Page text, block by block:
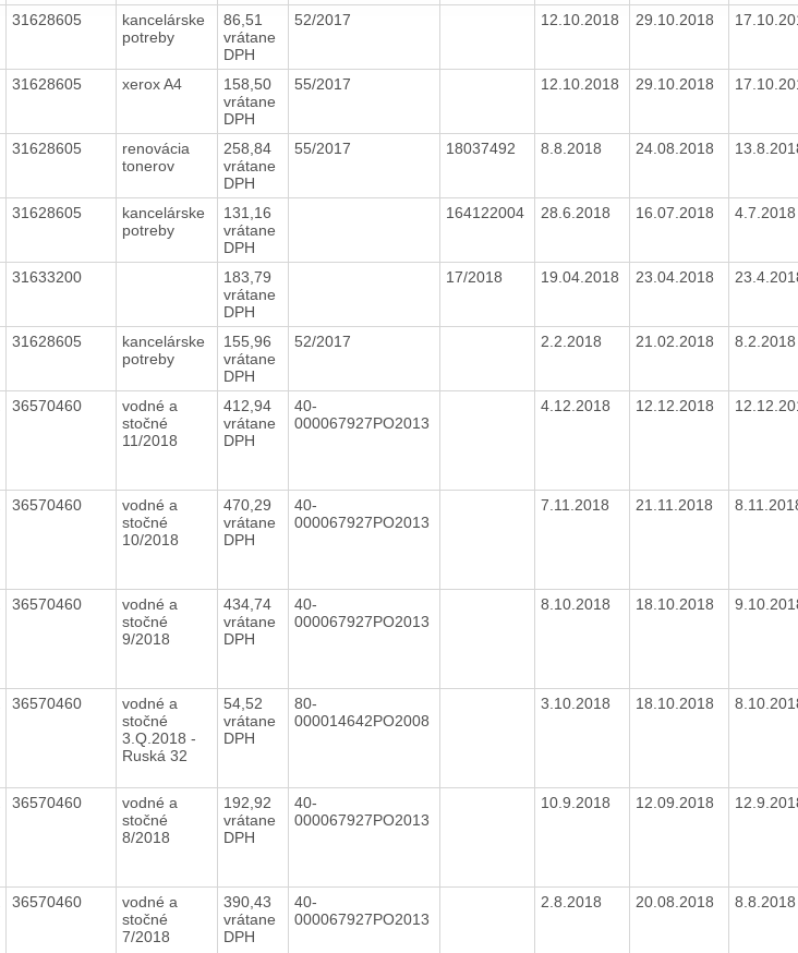
31628605
kancelárske
potreby
86,51
vrátane
DPH
52/2017 12.10.2018 29.10.2018
31628605 xerox A4
158,50
vrátane
DPH
55/2017 12.10.2018 29.10.2018
31628605
renovácia
tonerov
258,84
vrátane
DPH
55/2017 18037492 8.8.2018 24.08.2018
31628605
kancelárske
potreby
131,16
vrátane
DPH
164122004 28.6.2018 16.07.2018
31633200
183,79
vrátane
DPH
17/2018 19.04.2018 23.04.2018
31628605
kancelárske
potreby
155,96
vrátane
DPH
52/2017 2.2.2018 21.02.2018
36570460
vodné a
stočné
11/2018
412,94
vrátane
DPH
40-
000067927PO2013
4.12.2018 12.12.2018
36570460
vodné a
stočné
10/2018
470,29
vrátane
DPH
40-
000067927PO2013
7.11.2018 21.11.2018
36570460
vodné a
stočné
9/2018
434,74
vrátane
DPH
40-
000067927PO2013
8.10.2018 18.10.2018
36570460
vodné a
stočné
3.Q.2018 -
Ruská 32
54,52
vrátane
DPH
80-
000014642PO2008
3.10.2018 18.10.2018
36570460
vodné a
stočné
8/2018
192,92
vrátane
DPH
40-
000067927PO2013
10.9.2018 12.09.2018
36570460
vodné a
stočné
7/2018
390,43
vrátane
DPH
40-
000067927PO2013
2.8.2018 20.08.2018